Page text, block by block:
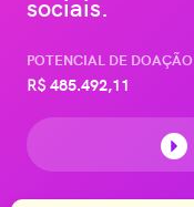
POTENCIAL DE DOAÇÃO
R$485.492,11